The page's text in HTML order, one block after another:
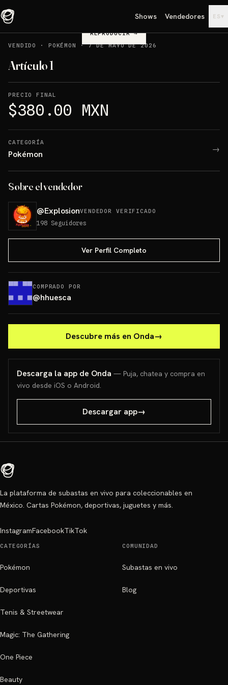
Shows Vendedores ES ▾
REPRODUCIR→
VENDIDO
· POKÉMON ·7 DE MAYO DE 2026
Artículo 1
PRECIO FINAL
$380.00 MXN
CATEGORÍA
Pokémon →
Sobre el vendedor
@ExplosionVENDEDOR VERIFICADO
198 Seguidores
Ver Perfil Completo
COMPRADO POR
@hhuesca
Descubre más en Onda→
Descarga la app de Onda — Puja, chatea y compra en
vivo desde iOS o Android.
Descargar app→
La plataforma de subastas en vivo para coleccionables en
México. Cartas Pokémon, deportivas, juguetes y más.
InstagramFacebookTikTok
CATEGORÍAS
Pokémon
Deportivas
Tenis & Streetwear
Magic: The Gathering
One Piece
Beauty
COMUNIDAD
Subastas en vivo
Blog